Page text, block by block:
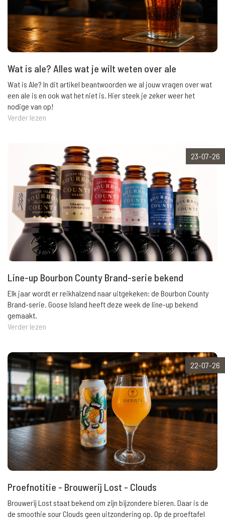
Wat is ale? Alles wat je wilt weten over ale
Wat is Ale? In dit artikel beantwoorden we al jouw vragen over wat
een ale is en ook wat het niet is. Hier steek je zeker weer het
nodige van op!
Verder lezen
23-07-26
Line-up Bourbon County Brand-serie bekend
Elk jaar wordt er reikhalzend naar uitgekeken: de Bourbon County
Brand-serie. Goose Island heeft deze week de line-up bekend
gemaakt.
Verder lezen
22-07-26
Proefnotitie - Brouwerij Lost - Clouds
Brouwerij Lost staat bekend om zijn bijzondere bieren. Daar is de
de smoothie sour Clouds geen uitzondering op. Op de proeftafel